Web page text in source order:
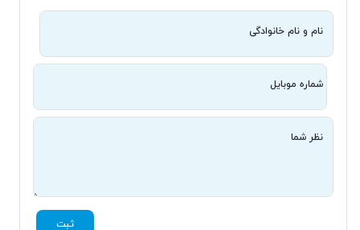
نام و نام خانوادگی
شماره موبایل
نظر شما
ثبت